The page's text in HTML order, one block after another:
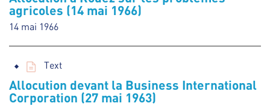
agricoles (14 mai 1966)
14 mai 1966
Text
Allocution devant la Business International
Corporation (27 mai 1963)